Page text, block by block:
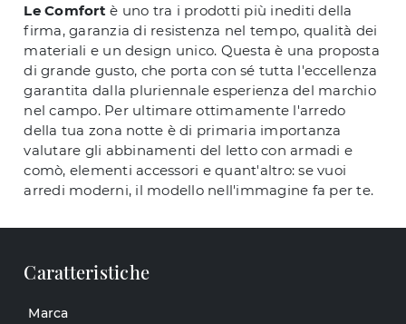
Le Comfort è uno tra i prodotti più inediti della
firma, garanzia di resistenza nel tempo, qualità dei
materiali e un design unico. Questa è una proposta
di grande gusto, che porta con sé tutta l'eccellenza
garantita dalla pluriennale esperienza del marchio
nel campo. Per ultimare ottimamente l'arredo
della tua zona notte è di primaria importanza
valutare gli abbinamenti del letto con armadi e
comò, elementi accessori e quant'altro: se vuoi
arredi moderni, il modello nell'immagine fa per te.
Caratteristiche
Marca